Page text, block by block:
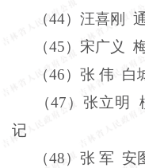
（44）汪喜刚
（45）宋广义
（46）张 伟 白
（47 ）张立明
记
（48）张 军 安